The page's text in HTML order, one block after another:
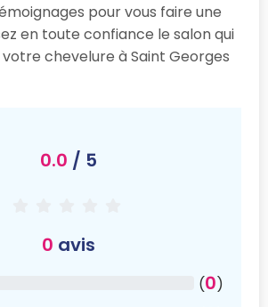
pour vous faire une
en toute confiance le salon qui
chevelure à Saint Georges
0.0 / 5
0 avis
(0)